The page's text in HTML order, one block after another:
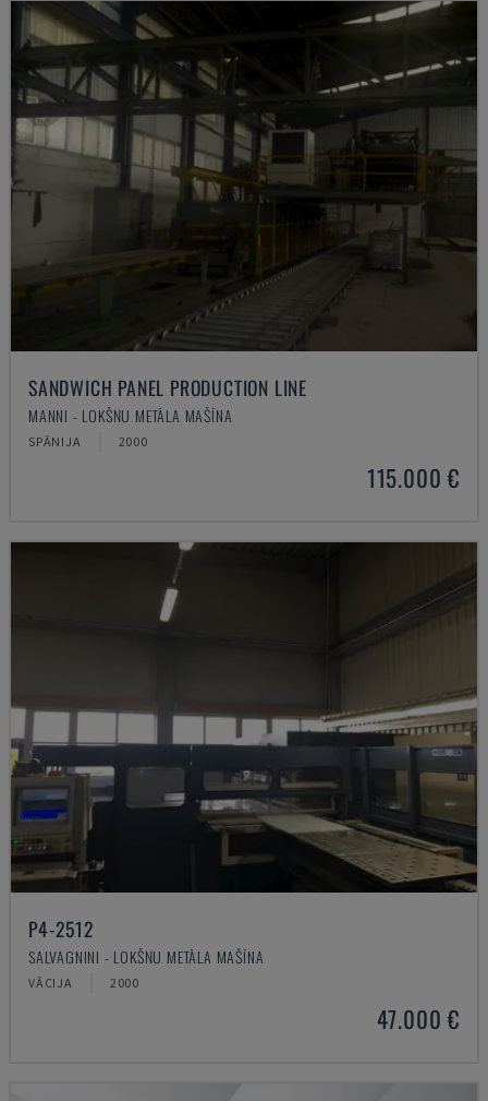
SANDWICH PANEL PRODUCTION LINE
MANNI - LOKŠŅU METĀLA MAŠĪNA
SPĀNIJA 2000
115.000 €
P4-2512
SALVAGNINI - LOKŠŅU METĀLA MAŠĪNA
VĀCIJA 2000
47.000 €